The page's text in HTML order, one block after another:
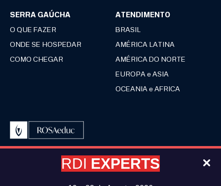
RDI EXPERTS
SERRA GAÚCHA
O QUE FAZER
ONDE SE HOSPEDAR
COMO CHEGAR
ATENDIMENTO
BRASIL
AMÉRICA LATINA
AMÉRICA DO NORTE
EUROPA e ASIA
OCEANIA e AFRICA